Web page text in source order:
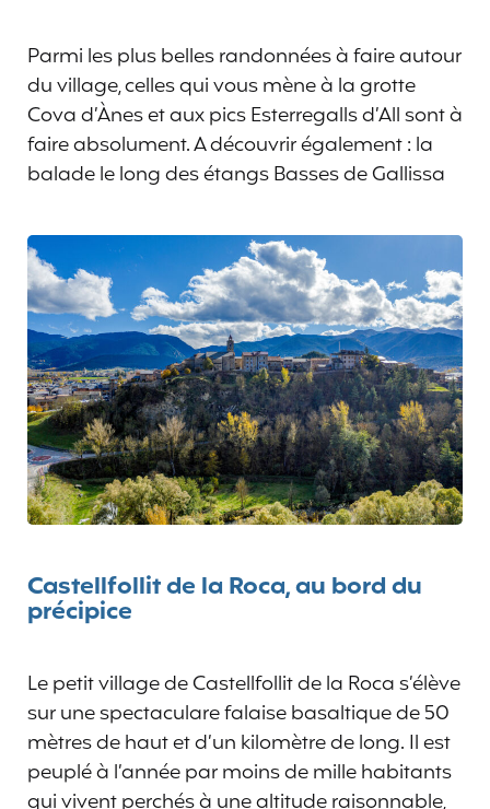
Parmi les plus belles randonnées à faire autour
du village, celles qui vous mène à la grotte
Cova d’Ànes et aux pics Esterregalls d’All sont à
faire absolument. A découvrir également : la
balade le long des étangs Basses de Gallissa
Castellfollit de la Roca, au bord du
précipice
Le petit village de Castellfollit de la Roca s’élève
sur une spectaculare falaise basaltique de 50
mètres de haut et d’un kilomètre de long. Il est
peuplé à l’année par moins de mille habitants
qui vivent perchés à une altitude raisonnable,